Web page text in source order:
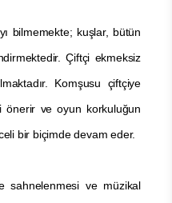
bilmemekte; kuşlar, bütün
Çiftçi ekmeksiz
Komşusu çiftçiye
önerir ve oyun korkuluğun
bir biçimde devam eder.
sahnelenmesi ve müzikal